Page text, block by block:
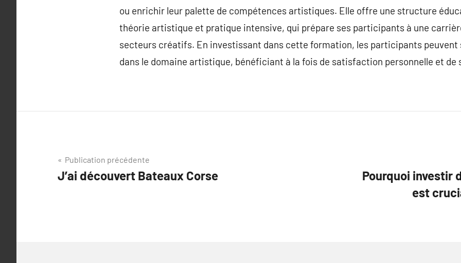
ou enrichir leur palette de compétences artistiques. Elle offre une structure
théorie artistique et pratique intensive, qui prépare ses participants à une
secteurs créatifs. En investissant dans cette formation, les participants peuvent
dans le domaine artistique, bénéficiant à la fois de satisfaction personnelle et de
Navigation
de
Publication précédente
J’ai découvert Bateaux Corse
Pourquoi investir
est